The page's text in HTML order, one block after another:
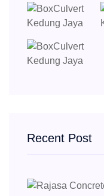
Recent Post